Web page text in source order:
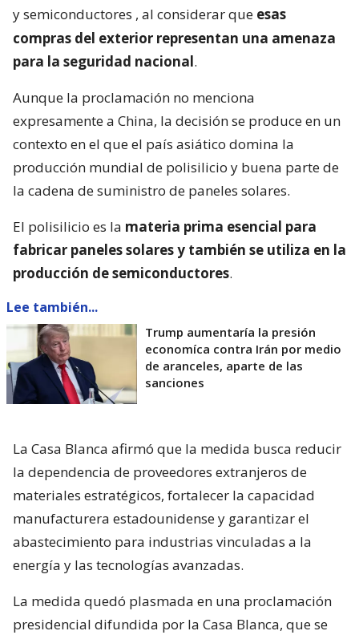
y semiconductores , al considerar que esas
compras del exterior representan una amenaza
para la seguridad nacional.
Aunque la proclamación no menciona
expresamente a China, la decisión se produce en un
contexto en el que el país asiático domina la
producción mundial de polisilicio y buena parte de
la cadena de suministro de paneles solares.
El polisilicio es la materia prima esencial para
fabricar paneles solares y también se utiliza en la
producción de semiconductores.
Lee también...
Trump aumentaría la presión
economíca contra Irán por medio
de aranceles, aparte de las
sanciones
La Casa Blanca afirmó que la medida busca reducir
la dependencia de proveedores extranjeros de
materiales estratégicos, fortalecer la capacidad
manufacturera estadounidense y garantizar el
abastecimiento para industrias vinculadas a la
energía y las tecnologías avanzadas.
La medida quedó plasmada en una proclamación
presidencial difundida por la Casa Blanca, que se